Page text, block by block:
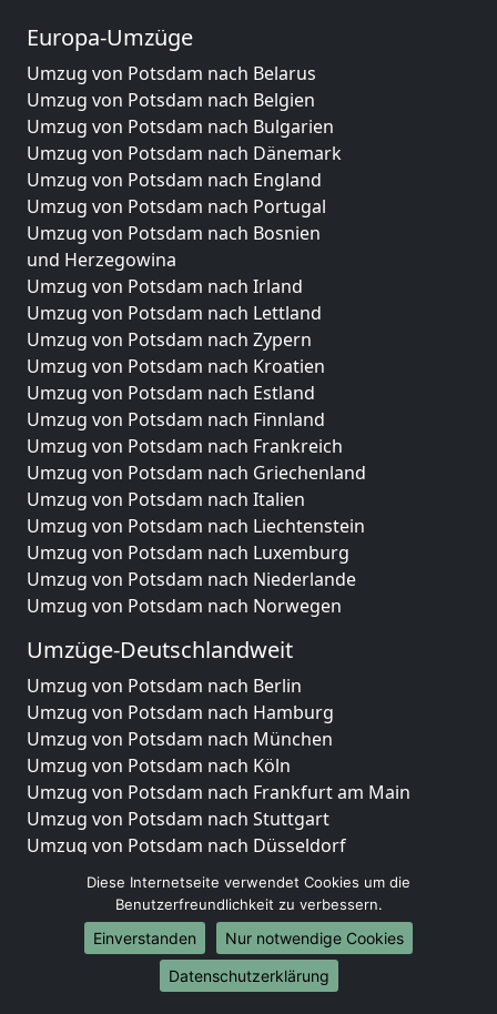
Europa-Umzüge
Umzug von Potsdam nach Belarus
Umzug von Potsdam nach Belgien
Umzug von Potsdam nach Bulgarien
Umzug von Potsdam nach Dänemark
Umzug von Potsdam nach England
Umzug von Potsdam nach Portugal
Umzug von Potsdam nach Bosnien
und Herzegowina
Umzug von Potsdam nach Irland
Umzug von Potsdam nach Lettland
Umzug von Potsdam nach Zypern
Umzug von Potsdam nach Kroatien
Umzug von Potsdam nach Estland
Umzug von Potsdam nach Finnland
Umzug von Potsdam nach Frankreich
Umzug von Potsdam nach Griechenland
Umzug von Potsdam nach Italien
Umzug von Potsdam nach Liechtenstein
Umzug von Potsdam nach Luxemburg
Umzug von Potsdam nach Niederlande
Umzug von Potsdam nach Norwegen
Umzüge-Deutschlandweit
Umzug von Potsdam nach Berlin
Umzug von Potsdam nach Hamburg
Umzug von Potsdam nach München
Umzug von Potsdam nach Köln
Umzug von Potsdam nach Frankfurt am Main
Umzug von Potsdam nach Stuttgart
Umzug von Potsdam nach Düsseldorf
Umzug von Potsdam nach Leipzig
Umzug von Potsdam nach Dortmund
Umzug von Potsdam nach Essen
Umzug von Potsdam nach Bremen
Umzug von Potsdam nach Dresden
Diese Internetseite verwendet Cookies um die
Benutzerfreundlichkeit zu verbessern.
Einverstanden
Nur notwendige Cookies
Datenschutzerklärung